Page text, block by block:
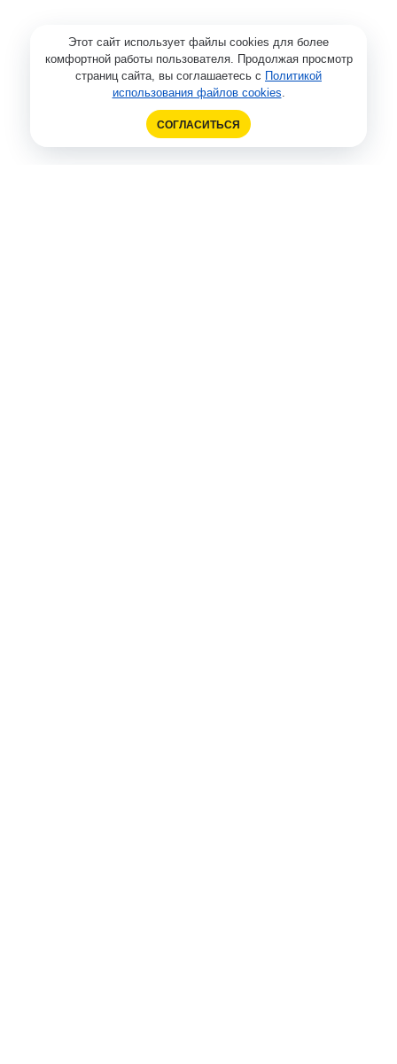
Этот сайт использует файлы cookies для более
комфортной работы пользователя. Продолжая просмотр
страниц сайта, вы соглашаетесь с Политикой
использования файлов cookies.
СОГЛАСИТЬСЯ